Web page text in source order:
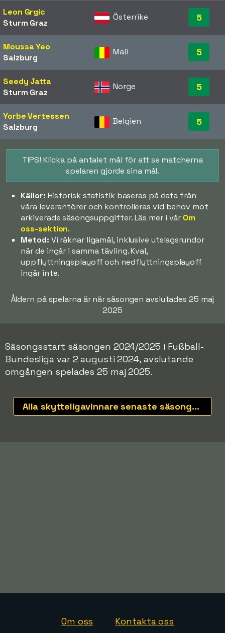
Leon Grgic
Sturm Graz
Österrike 5
Moussa Yeo
Salzburg
Mali 5
Seedy Jatta
Sturm Graz
Norge 5
Yorbe Vertessen
Salzburg
Belgien 5
TIPS! Klicka på antalet mål för att se matcherna
spelaren gjorde sina mål.
Källor: Historisk statistik baseras på data från
våra leverantörer och kontrolleras vid behov mot
arkiverade säsongsuppgifter. Läs mer i vår Om
oss-sektion.
Metod: Vi räknar ligamål, inklusive utslagsrundor
när de ingår i samma tävling. Kval,
uppflyttningsplayoff och nedflyttningsplayoff
ingår inte.
Åldern på spelarna är när säsongen avslutades 25 maj
2025
Säsongsstart säsongen 2024/2025 i Fußball-
Bundesliga var 2 augusti 2024, avslutande
omgången spelades 25 maj 2025.
Alla skytteligavinnare senaste säsongerna
Om oss Kontakta oss